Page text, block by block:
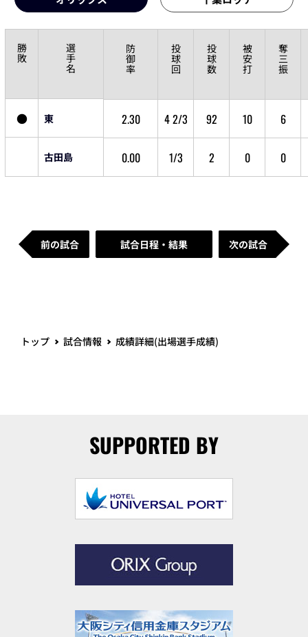
勝
敗
選
手
名
防
御
率
投
球
回
投
球
数
被
安
打
奪
三
振
● 東 2.30 4 2/3 92 10 6
古田島 0.00 1/3 2 0 0
前の試合 試合日程・結果 次の試合
トップ 試合情報 成績詳細(出場選手成績)
SUPPORTED BY